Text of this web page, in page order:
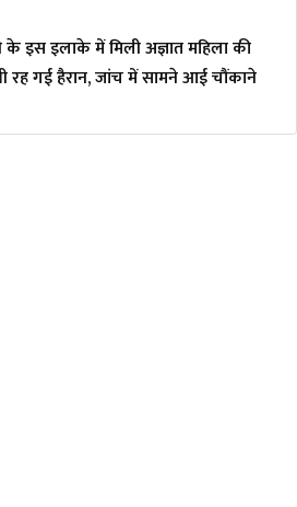
इस इलाके में मिली अज्ञात महिला की
गई हैरान, जांच में सामने आई चौंकाने